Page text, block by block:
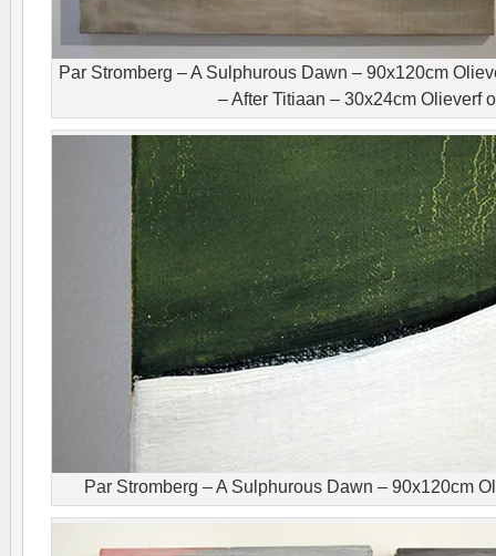
Par Stromberg – A Sulphurous Dawn – 90x120cm
– After Titiaan – 30x24cm Olieverf
Par Stromberg – A Sulphurous Dawn – 90x120cm